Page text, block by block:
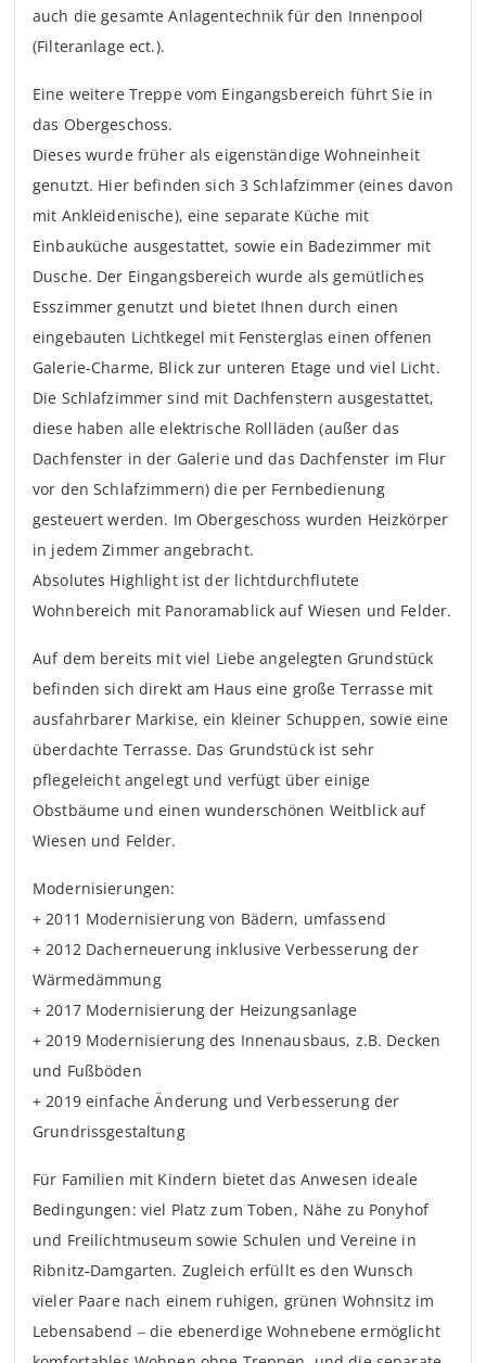
auch die gesamte Anlagentechnik für den Innenpool
(Filteranlage ect.).
Eine weitere Treppe vom Eingangsbereich führt Sie in
das Obergeschoss.
Dieses wurde früher als eigenständige Wohneinheit
genutzt. Hier befinden sich 3 Schlafzimmer (eines davon
mit Ankleidenische), eine separate Küche mit
Einbauküche ausgestattet, sowie ein Badezimmer mit
Dusche. Der Eingangsbereich wurde als gemütliches
Esszimmer genutzt und bietet Ihnen durch einen
eingebauten Lichtkegel mit Fensterglas einen offenen
Galerie-Charme, Blick zur unteren Etage und viel Licht.
Die Schlafzimmer sind mit Dachfenstern ausgestattet,
diese haben alle elektrische Rollläden (außer das
Dachfenster in der Galerie und das Dachfenster im Flur
vor den Schlafzimmern) die per Fernbedienung
gesteuert werden. Im Obergeschoss wurden Heizkörper
in jedem Zimmer angebracht.
Absolutes Highlight ist der lichtdurchflutete
Wohnbereich mit Panoramablick auf Wiesen und Felder.
Auf dem bereits mit viel Liebe angelegten Grundstück
befinden sich direkt am Haus eine große Terrasse mit
ausfahrbarer Markise, ein kleiner Schuppen, sowie eine
überdachte Terrasse. Das Grundstück ist sehr
pflegeleicht angelegt und verfügt über einige
Obstbäume und einen wunderschönen Weitblick auf
Wiesen und Felder.
Modernisierungen:
+ 2011 Modernisierung von Bädern, umfassend
+ 2012 Dacherneuerung inklusive Verbesserung der
Wärmedämmung
+ 2017 Modernisierung der Heizungsanlage
+ 2019 Modernisierung des Innenausbaus, z.B. Decken
und Fußböden
+ 2019 einfache Änderung und Verbesserung der
Grundrissgestaltung
Für Familien mit Kindern bietet das Anwesen ideale
Bedingungen: viel Platz zum Toben, Nähe zu Ponyhof
und Freilichtmuseum sowie Schulen und Vereine in
Ribnitz‑Damgarten. Zugleich erfüllt es den Wunsch
vieler Paare nach einem ruhigen, grünen Wohnsitz im
Lebensabend – die ebenerdige Wohnebene ermöglicht